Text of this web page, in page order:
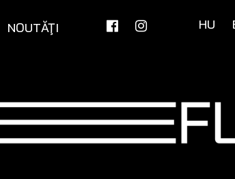
NOUTĂŢI HU